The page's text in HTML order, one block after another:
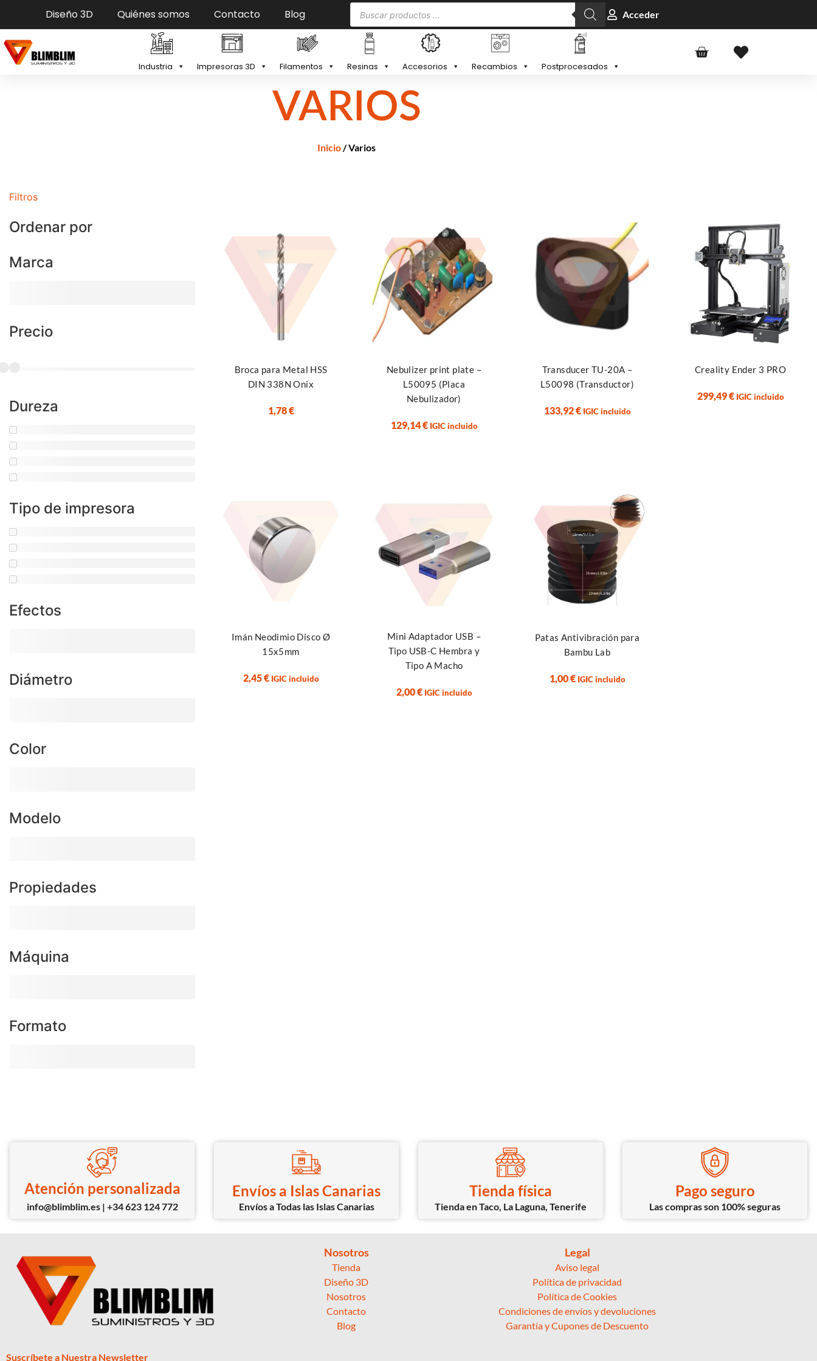
Diseño 3D Quiénes somos Contacto Blog Acceder
Industria Impresoras 3D Filamentos Resinas Accesorios Recambios Postprocesados
VARIOS
Inicio/ Varios
Filtros
Ordenar por
Marca
Precio
Dureza
Tipo de impresora
Efectos
Diámetro
Color
Modelo
Propiedades
Máquina
Formato
Seleccionar opciones
Broca para Metal HSS
DIN 338N Onix
1,78€
Añadir al carrito
Nebulizer print plate –
L50095 (Placa
Nebulizador)
129,14€ IGIC incluido
Transducer TU-20A –
L50098 (Transductor)
133,92€ IGIC incluido
Creality Ender 3 PRO
299,49€ IGIC incluido
Imán Neodimio Disco Ø
15x5mm
2,45€ IGIC incluido
Mini Adaptador USB –
Tipo USB-C Hembra y
Tipo A Macho
2,00€ IGIC incluido
Patas Antivibración para
Bambu Lab
1,00€ IGIC incluido
Atención personalizada
info@blimblim.es | +34 623 124 772
Envíos a Islas Canarias
Envíos a Todas las Islas Canarias
Tienda física
Tienda en Taco, La Laguna, Tenerife
Pago seguro
Las compras son 100% seguras
Nosotros
Tienda
Diseño 3D
Nosotros
Contacto
Blog
Legal
Aviso legal
Política de privacidad
Política de Cookies
Condiciones de envíos y devoluciones
Garantía y Cupones de Descuento
Suscríbete a Nuestra Newsletter